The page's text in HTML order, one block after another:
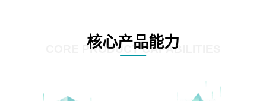
核心产品能力
CORE PRODUCT CAPABILITIES